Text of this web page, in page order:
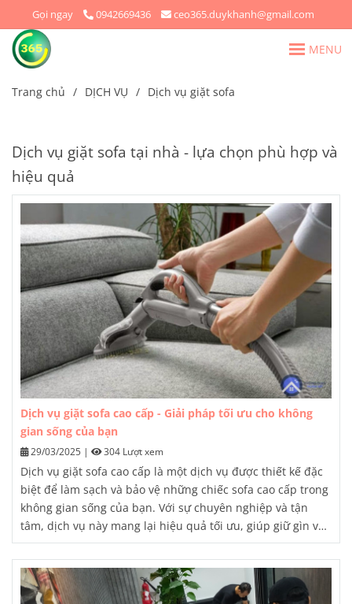
Gọi ngay 0942669436 ceo365.duykhanh@gmail.com
MENU
Trang chủ / DỊCH VỤ / Dịch vụ giặt sofa
Dịch vụ giặt sofa tại nhà - lựa chọn phù hợp và
hiệu quả
Dịch vụ giặt sofa cao cấp - Giải pháp tối ưu cho không
gian sống của bạn
29/03/2025 | 304 Lượt xem
Dịch vụ giặt sofa cao cấp là một dịch vụ được thiết kế đặc
biệt để làm sạch và bảo vệ những chiếc sofa cao cấp trong
không gian sống của bạn. Với sự chuyên nghiệp và tận
tâm, dịch vụ này mang lại hiệu quả tối ưu, giúp giữ gìn vẻ
đẹp và kéo dài tuổi thọ của sofa, đồng thời cung cấp một
không gian sống sạch sẽ, thoáng mát và an toàn cho gia
đình.